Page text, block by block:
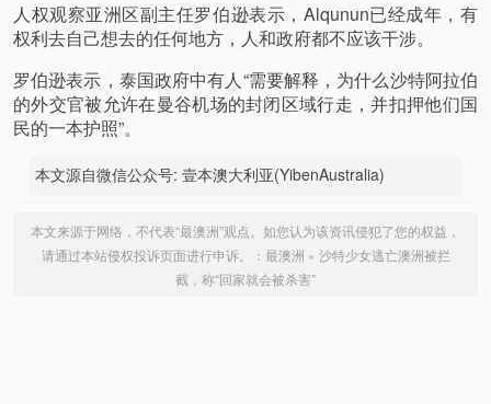
人权观察亚洲区副主任罗伯逊表示，Alqunun已经成年，有
权利去自己想去的任何地方，人和政府都不应该干涉。
罗伯逊表示，泰国政府中有人“需要解释，为什么沙特阿拉伯
的外交官被允许在曼谷机场的封闭区域行走，并扣押他们国
民的一本护照”。
本文源自微信公众号: 壹本澳大利亚(YibenAustralia)
本文来源于网络，不代表“最澳洲”观点。如您认为该资讯侵犯了您的权益，
请通过本站侵权投诉页面进行申诉。： 最澳洲 » 沙特少女逃亡澳洲被拦
截，称“回家就会被杀害”